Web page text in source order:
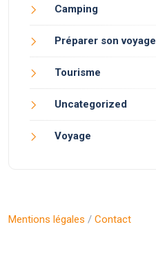
Camping
Préparer son voyage
Tourisme
Uncategorized
Voyage
Mentions légales / Contact